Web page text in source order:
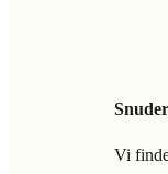
Vi